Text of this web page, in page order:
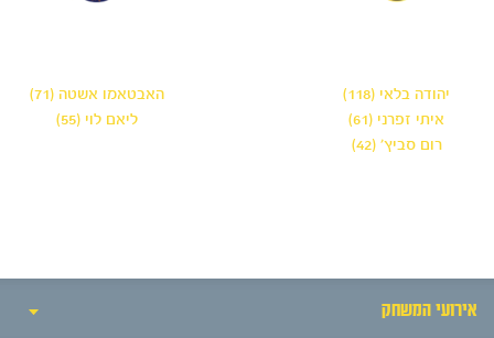
יהודה בלאי (118)
איתי זפרני (61)
רום סביץ׳ (42)
האבטאמו אשטה (71)
ליאם לוי (55)
אירועי המשחק